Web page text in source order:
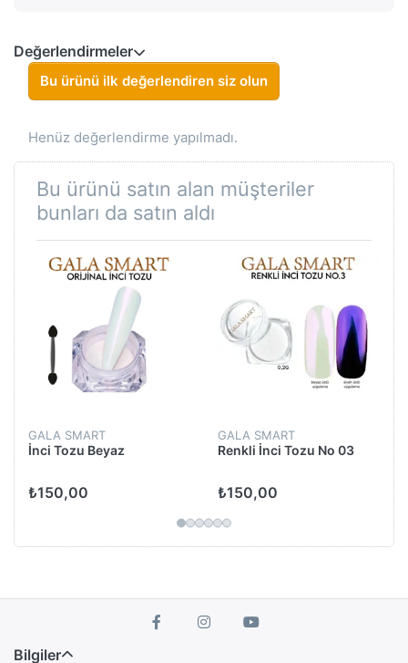
Değerlendirmeler
Bu ürünü ilk değerlendiren siz olun
Henüz değerlendirme yapılmadı.
Bu ürünü satın alan müşteriler
bunları da satın aldı
GALA SMART
İnci Tozu Beyaz
₺150,00
GALA SMART
Renkli İnci Tozu No 03
₺150,00
Bilgiler